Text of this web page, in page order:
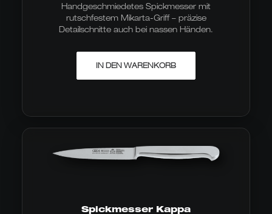
Handgeschmiedetes Spickmesser mit
rutschfestem Mikarta-Griff – präzise
Detailschnitte auch bei nassen Händen.
IN DEN WARENKORB
Spickmesser Kappa